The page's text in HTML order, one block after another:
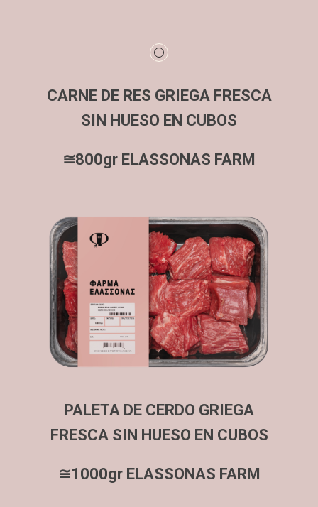
CARNE DE RES GRIEGA FRESCA
SIN HUESO EN CUBOS
≅800gr ELASSONAS FARM
PALETA DE CERDO GRIEGA
FRESCA SIN HUESO EN CUBOS
≅1000gr ELASSONAS FARM